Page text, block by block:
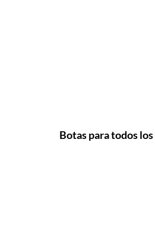
Botas para todos